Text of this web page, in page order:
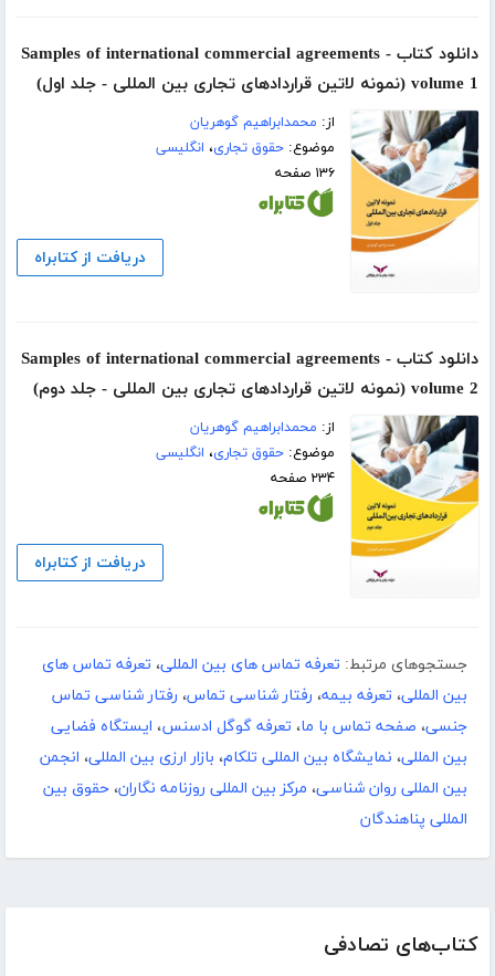
کتاب‌های تصادفی
دانلود کتاب Samples of international commercial agreements -
volume 1 (نمونه لاتین قراردادهای تجاری بین المللی - جلد اول)
از: محمدابراهیم گوهریان
موضوع:حقوق تجاری، انگلیسی
۱۳۶ صفحه
دریافت از کتابراه
دانلود کتاب Samples of international commercial agreements -
volume 2 (نمونه لاتین قراردادهای تجاری بین المللی - جلد دوم)
از: محمدابراهیم گوهریان
موضوع:حقوق تجاری، انگلیسی
۲۳۴ صفحه
دریافت از کتابراه
جستجوهای مرتبط: تعرفه تماس های بین المللی، تعرفه تماس های
بین المللی، تعرفه بیمه، رفتار شناسی تماس، رفتار شناسی تماس
جنسی، صفحه تماس با ما، تعرفه گوگل ادسنس، ایستگاه فضایی
بین المللی، نمایشگاه بین المللی تلکام، بازار ارزی بین المللی، انجمن
بین المللی روان شناسی، مرکز بین المللی روزنامه نگاران، حقوق بین
المللی پناهندگان